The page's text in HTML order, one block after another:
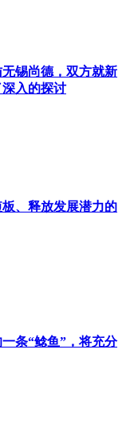
锡尚德，双方就新
入的探讨
、释放发展潜力的
条“鲶鱼”，将充分